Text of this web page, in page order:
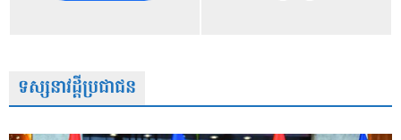
ទស្សនាវដ្តីប្រជាជន